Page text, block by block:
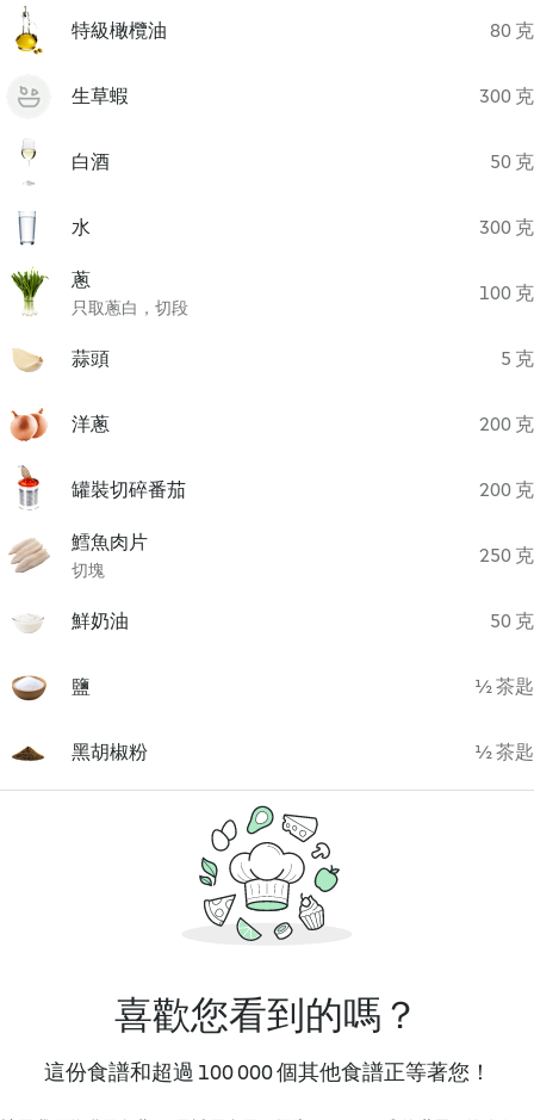
特級橄欖油 80 克
生草蝦 300 克
白酒 50 克
水 300 克
蔥
只取蔥白，切段
100 克
蒜頭 5 克
洋蔥 200 克
罐裝切碎番茄 200 克
鱈魚肉片
切塊
250 克
鮮奶油 50 克
鹽 ½ 茶匙
黑胡椒粉 ½ 茶匙
喜歡您看到的嗎？
這份食譜和超過 100 000 個其他食譜正等著您！